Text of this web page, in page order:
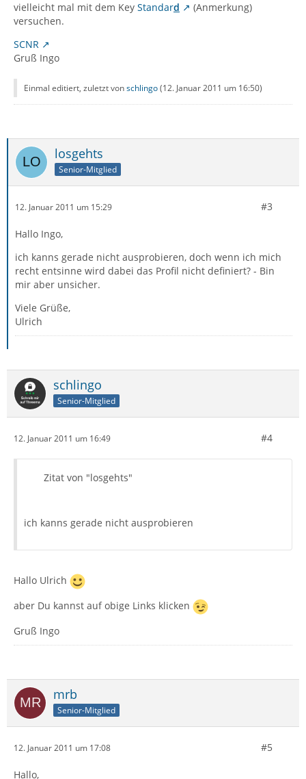
vielleicht mal mit dem Key Standard
(Anmerkung)
versuchen.
SCNR
Gruß Ingo
Einmal editiert, zuletzt vonschlingo(12. Januar 2011 um 16:50)
losgehts
Senior-Mitglied
12. Januar 2011 um 15:29 #3
Hallo Ingo,
ich kanns gerade nicht ausprobieren, doch wenn ich mich
recht entsinne wird dabei das Profil nicht definiert? - Bin
mir aber unsicher.
Viele Grüße,
Ulrich
schlingo
Senior-Mitglied
12. Januar 2011 um 16:49 #4
Zitat von "losgehts"
ich kanns gerade nicht ausprobieren
Hallo Ulrich
aber Du kannst auf obige Links klicken
Gruß Ingo
mrb
Senior-Mitglied
12. Januar 2011 um 17:08 #5
Hallo,